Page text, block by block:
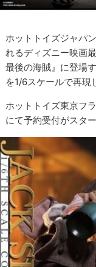
ホットトイズジャパ
れるディズニー映画
最後の海賊』に登場
を1/6スケールで再現
ホットトイズ東京フ
にて予約受付がスタ